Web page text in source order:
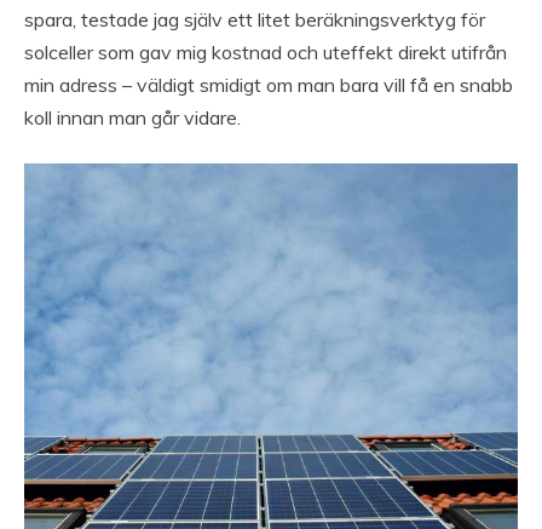
spara, testade jag själv ett litet beräkningsverktyg för
solceller som gav mig kostnad och uteffekt direkt utifrån
min adress – väldigt smidigt om man bara vill få en snabb
koll innan man går vidare.